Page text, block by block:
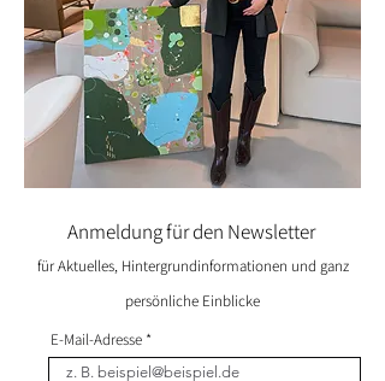
Anmeldung für den Newsletter
für Aktuelles, Hintergrundinformationen und ganz
persönliche Einblicke
E-Mail-Adresse